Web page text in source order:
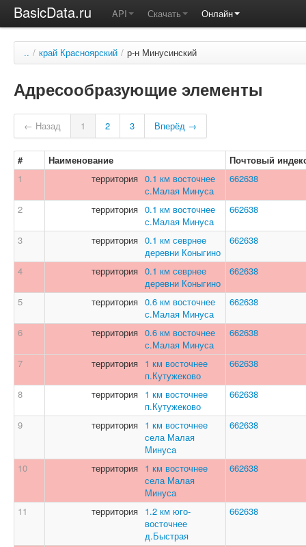
BasicData.ru API Скачать Онлайн
.. / край Красноярский / р-н Минусинский
Адресообразующие элементы
← Назад 1 2 3 Вперёд →
# Наименование
Почтовый
1
территория 0.1 км восточнее
с.Малая Минуса
662638
2 территория 0.1 км восточнее
с.Малая Минуса
662638
3 территория 0.1 км севрнее
деревни Коныгино
662638
4 территория 0.1 км севрнее
деревни Коныгино
662638
5 территория 0.6 км восточнее
с.Малая Минуса
662638
6 территория 0.6 км восточнее
с.Малая Минуса
662638
7 территория 1 км восточнее
п.Кутужеково
662638
8 территория 1 км восточнее
п.Кутужеково
662638
9 территория 1 км восточнее
села Малая
Минуса
662638
10 территория 1 км восточнее
села Малая
Минуса
662638
11 территория 1.2 км юго-
восточнее
д.Быстрая
662638